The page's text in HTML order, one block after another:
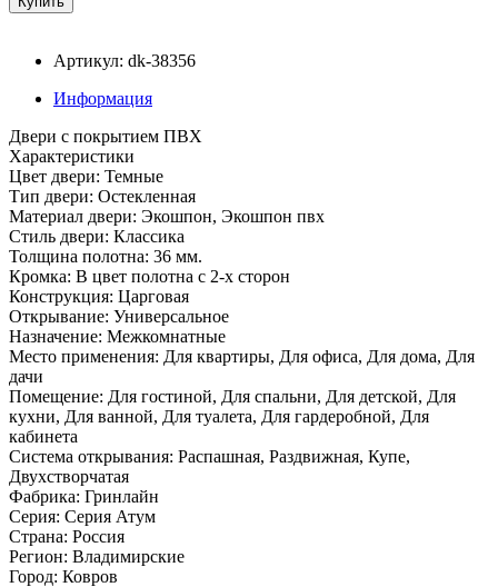
Артикул: dk-38356
Информация
Двери с покрытием ПВХ
Характеристики
Цвет двери: Темные
Тип двери: Остекленная
Материал двери: Экошпон, Экошпон пвх
Стиль двери: Классика
Толщина полотна: 36 мм.
Кромка: В цвет полотна с 2-х сторон
Конструкция: Царговая
Открывание: Универсальное
Назначение: Межкомнатные
Место применения: Для квартиры, Для офиса, Для дома, Для
дачи
Помещение: Для гостиной, Для спальни, Для детской, Для
кухни, Для ванной, Для туалета, Для гардеробной, Для
кабинета
Система открывания: Распашная, Раздвижная, Купе,
Двухстворчатая
Фабрика: Гринлайн
Серия: Серия Атум
Страна: Россия
Регион: Владимирские
Город: Ковров